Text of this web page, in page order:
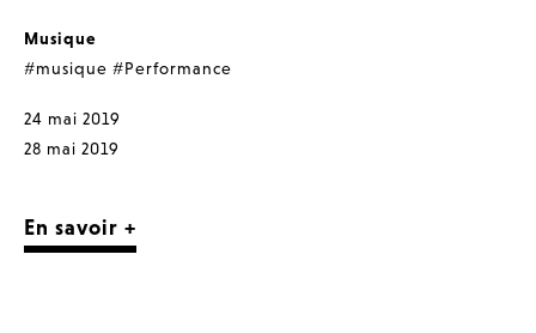
Musique
#musique #Performance
24 mai 2019
28 mai 2019
En savoir +